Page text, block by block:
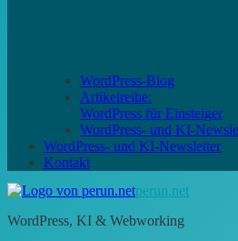
WordPress-Blog
Artikelreihe:
WordPress für Einsteiger
WordPress- und KI-
WordPress- und KI-Newsletter
Kontakt
perun.net
WordPress, KI & Webworking